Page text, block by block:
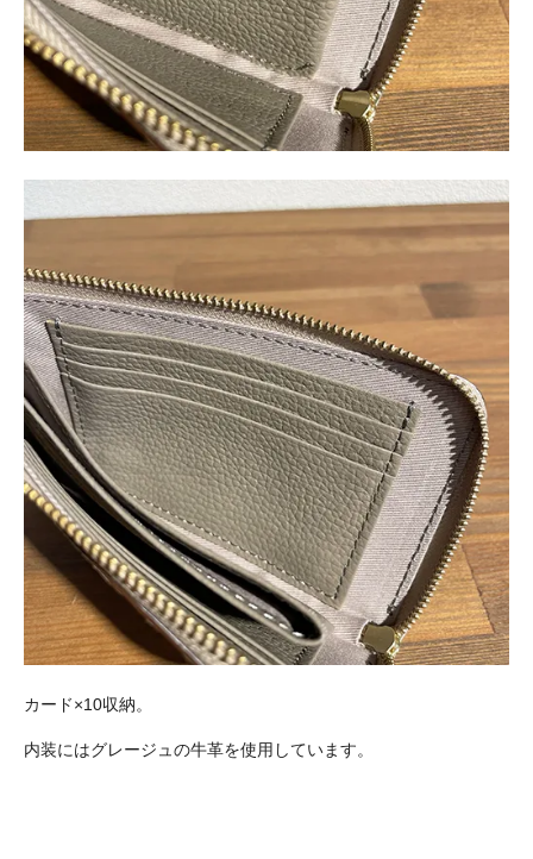
カード×10収納。
内装にはグレージュの牛革を使用しています。